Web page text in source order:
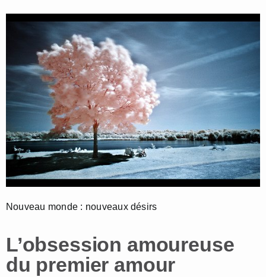
Nouveau monde : nouveaux désirs
L’obsession amoureuse
du premier amour